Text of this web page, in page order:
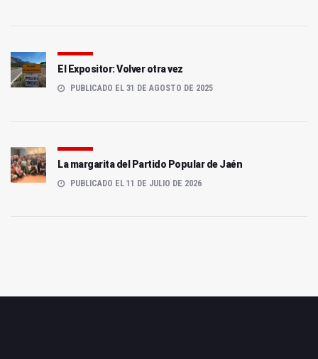
El Expositor: Volver otra vez
PUBLICADO EL 31 DE AGOSTO DE 2025
La margarita del Partido Popular de Jaén
PUBLICADO EL 11 DE JULIO DE 2026